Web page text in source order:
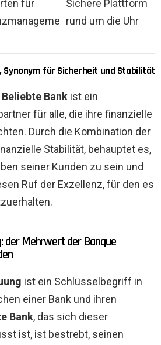
für
Sichere Plattform
rund um die Uhr
Synonym für Sicherheit und Stabilität
Beliebte Bank ist ein
für alle, die ihre finanzielle
Durch die Kombination der
Stabilität, behauptet es,
seiner Kunden zu sein und
Ruf der Exzellenz, für den es
der Mehrwert der Banque
ist ein Schlüsselbegriff in
einer Bank und ihren
Bank, das sich dieser
ist, ist bestrebt, seinen